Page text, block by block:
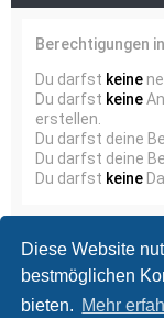
Diese Website
bestmöglichen
bieten. Mehr
Berechtigungen
Du darfst keine
Du darfst keine
erstellen.
Du darfst deine
Du darfst deine
Du darfst keine